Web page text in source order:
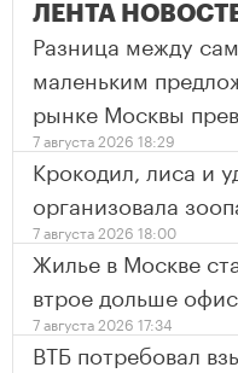
ЛЕНТА
Разница между
маленьким
рынке Москвы
7 августа 2026 18:29
Крокодил, лиса и
организовала
7 августа 2026 18:00
Жилье в Москве
втрое дольше
7 августа 2026 17:34
ВТБ потребовал